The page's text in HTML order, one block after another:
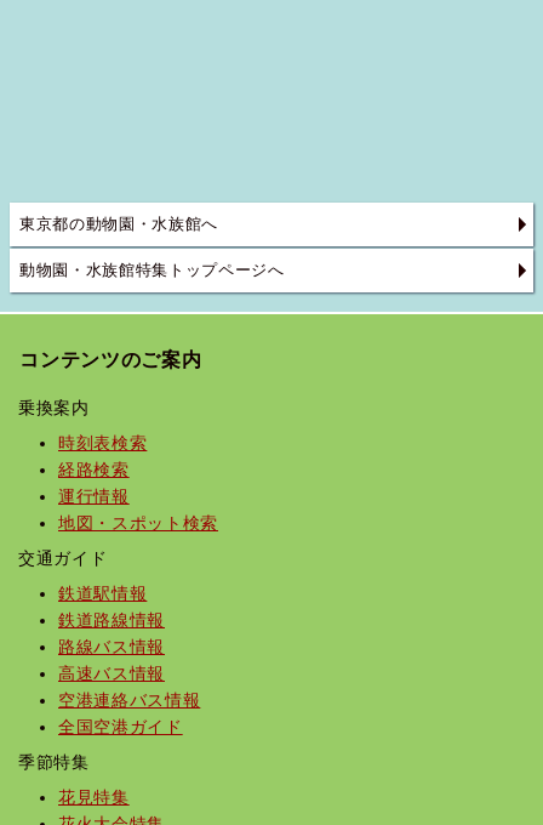
東京都の動物園・水族館へ
動物園・水族館特集トップページへ
コンテンツのご案内
乗換案内
時刻表検索
経路検索
運行情報
地図・スポット検索
交通ガイド
鉄道駅情報
鉄道路線情報
路線バス情報
高速バス情報
空港連絡バス情報
全国空港ガイド
季節特集
花見特集